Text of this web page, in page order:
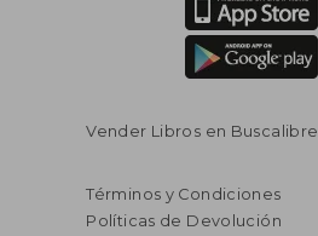
Vender Libros en Buscalibre
Términos y Condiciones
Políticas de Devolución